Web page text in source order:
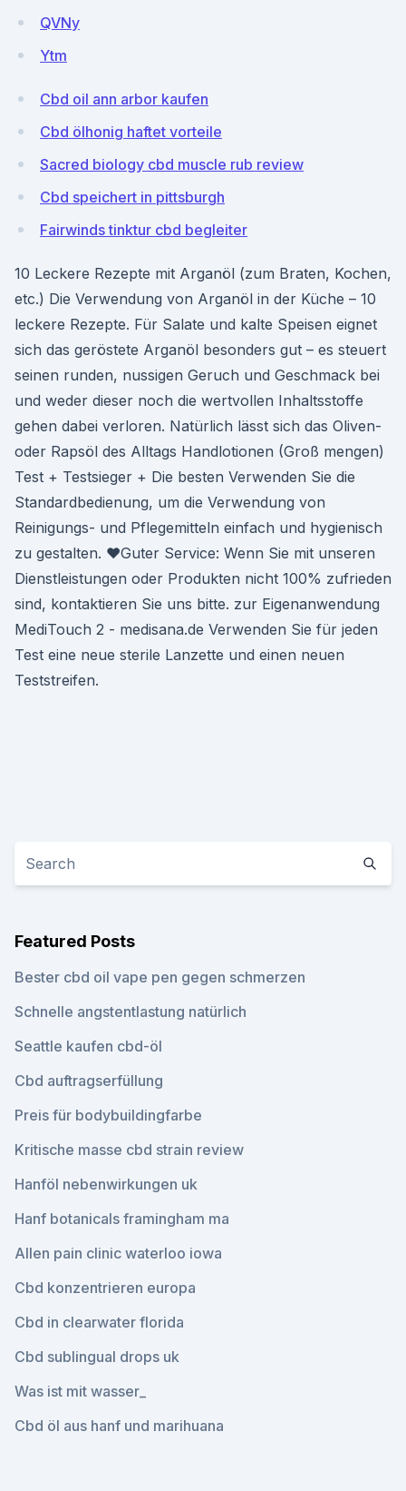
QVNy
Ytm
Cbd oil ann arbor kaufen
Cbd ölhonig haftet vorteile
Sacred biology cbd muscle rub review
Cbd speichert in pittsburgh
Fairwinds tinktur cbd begleiter
10 Leckere Rezepte mit Arganöl (zum Braten, Kochen,
etc.) Die Verwendung von Arganöl in der Küche – 10
leckere Rezepte. Für Salate und kalte Speisen eignet
sich das geröstete Arganöl besonders gut – es steuert
seinen runden, nussigen Geruch und Geschmack bei
und weder dieser noch die wertvollen Inhaltsstoffe
gehen dabei verloren. Natürlich lässt sich das Oliven-
oder Rapsöl des Alltags Handlotionen (Groß mengen)
Test + Testsieger + Die besten Verwenden Sie die
Standardbedienung, um die Verwendung von
Reinigungs- und Pflegemitteln einfach und hygienisch
zu gestalten. ♥Guter Service: Wenn Sie mit unseren
Dienstleistungen oder Produkten nicht 100% zufrieden
sind, kontaktieren Sie uns bitte. zur Eigenanwendung
MediTouch 2 - medisana.de Verwenden Sie für jeden
Test eine neue sterile Lanzette und einen neuen
Teststreifen.
Featured Posts
Bester cbd oil vape pen gegen schmerzen
Schnelle angstentlastung natürlich
Seattle kaufen cbd-öl
Cbd auftragserfüllung
Preis für bodybuildingfarbe
Kritische masse cbd strain review
Hanföl nebenwirkungen uk
Hanf botanicals framingham ma
Allen pain clinic waterloo iowa
Cbd konzentrieren europa
Cbd in clearwater florida
Cbd sublingual drops uk
Was ist mit wasser_
Cbd öl aus hanf und marihuana